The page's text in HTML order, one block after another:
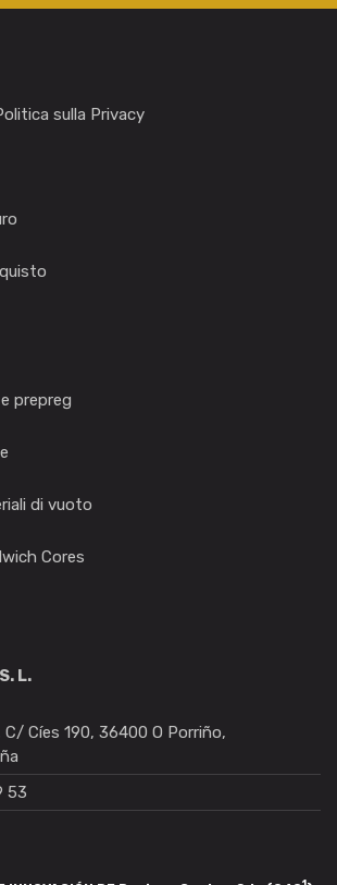
sulla Privacy
prepreg
di vuoto
Cores
L.
C/ Cíes 190, 36400 O Porriño,
53